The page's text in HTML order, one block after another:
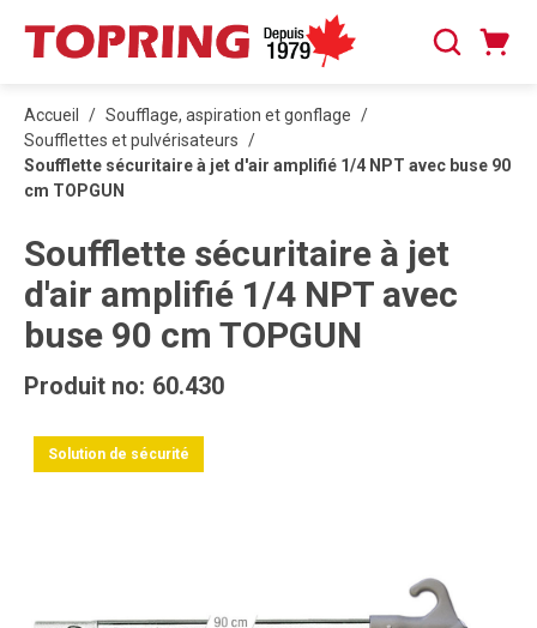
PASSER AU CONTENU PRINCIPAL
Recherche
Accueil / Soufflage, aspiration et gonflage /
Soufflettes et pulvérisateurs /
Soufflette sécuritaire à jet d'air amplifié 1/4 NPT avec buse 90
cm TOPGUN
Soufflette sécuritaire à jet
d'air amplifié 1/4 NPT avec
buse 90 cm TOPGUN
Produit no: 60.430
Solution de sécurité